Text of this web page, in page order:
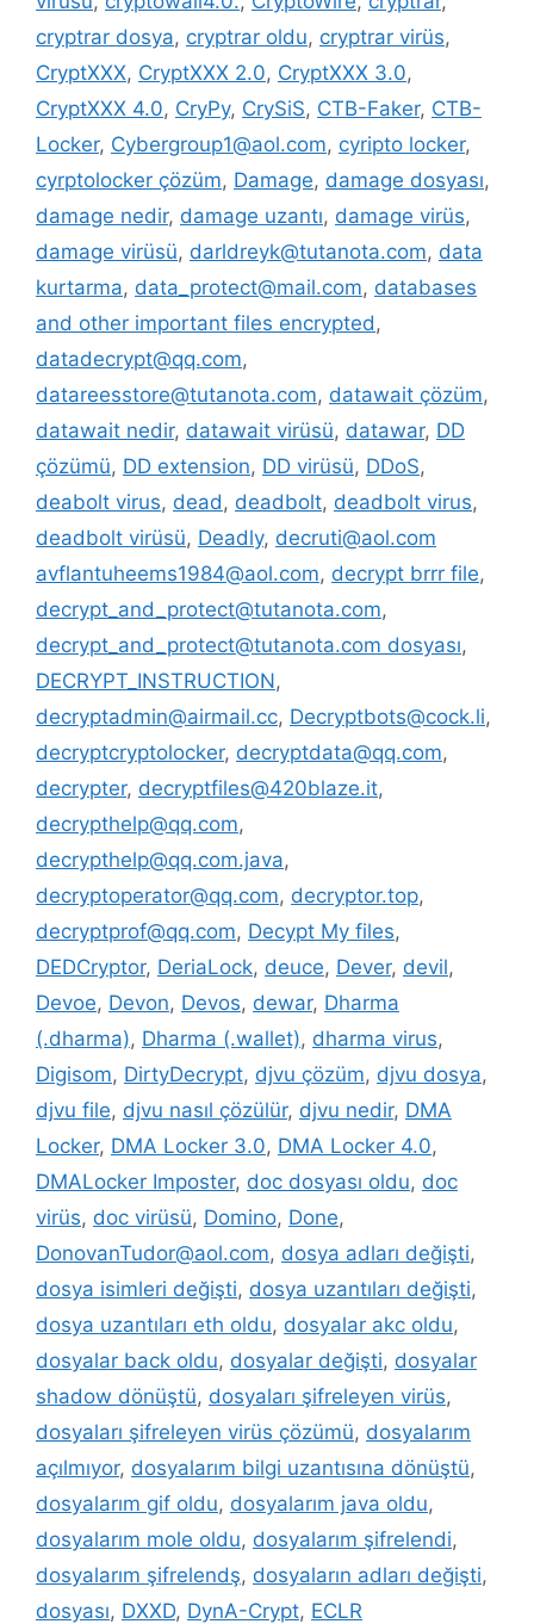
cryptrar dosya, cryptrar oldu, cryptrar virüs,
CryptXXX, CryptXXX 2.0, CryptXXX 3.0,
CryptXXX 4.0, CryPy, CrySiS, CTB-Faker, CTB-
Locker, Cybergroup1@aol.com, cyripto locker,
cyrptolocker çözüm, Damage, damage dosyası,
damage nedir, damage uzantı, damage virüs,
damage virüsü, darldreyk@tutanota.com, data
kurtarma, data_protect@mail.com, databases
and other important files encrypted,
datadecrypt@qq.com,
datareesstore@tutanota.com, datawait çözüm,
datawait nedir, datawait virüsü, datawar, DD
çözümü, DD extension, DD virüsü, DDoS,
deabolt virus, dead, deadbolt, deadbolt virus,
deadbolt virüsü, Deadly, decruti@aol.com
avflantuheems1984@aol.com, decrypt brrr file,
decrypt_and_protect@tutanota.com,
decrypt_and_protect@tutanota.com dosyası,
DECRYPT_INSTRUCTION,
decryptadmin@airmail.cc, Decryptbots@cock.li,
decryptcryptolocker, decryptdata@qq.com,
decrypter, decryptfiles@420blaze.it,
decrypthelp@qq.com,
decrypthelp@qq.com.java,
decryptoperator@qq.com, decryptor.top,
decryptprof@qq.com, Decypt My files,
DEDCryptor, DeriaLock, deuce, Dever, devil,
Devoe, Devon, Devos, dewar, Dharma
(.dharma), Dharma (.wallet), dharma virus,
Digisom, DirtyDecrypt, djvu çözüm, djvu dosya,
djvu file, djvu nasıl çözülür, djvu nedir, DMA
Locker, DMA Locker 3.0, DMA Locker 4.0,
DMALocker Imposter, doc dosyası oldu, doc
virüs, doc virüsü, Domino, Done,
DonovanTudor@aol.com, dosya adları değişti,
dosya isimleri değişti, dosya uzantıları değişti,
dosya uzantıları eth oldu, dosyalar akc oldu,
dosyalar back oldu, dosyalar değişti, dosyalar
shadow dönüştü, dosyaları şifreleyen virüs,
dosyaları şifreleyen virüs çözümü, dosyalarım
açılmıyor, dosyalarım bilgi uzantısına dönüştü,
dosyalarım gif oldu, dosyalarım java oldu,
dosyalarım mole oldu, dosyalarım şifrelendi,
dosyalarım şifrelendş, dosyaların adları değişti,
dosyası, DXXD, DynA-Crypt, ECLR